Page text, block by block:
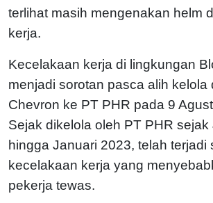
terlihat masih mengenakan helm
kerja.
Kecelakaan kerja di lingkungan
menjadi sorotan pasca alih kelola
Chevron ke PT PHR pada 9
Sejak dikelola oleh PT PHR sejak
hingga Januari 2023, telah terjadi
kecelakaan kerja yang
pekerja tewas.